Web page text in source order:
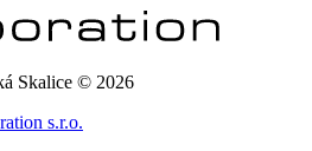
Skalice © 2026
s.r.o.